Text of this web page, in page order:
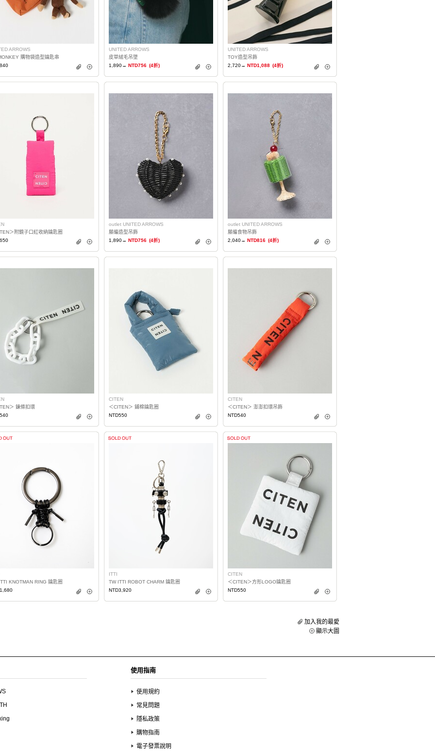
ARROWS
購物袋造型鑰匙串
UNITED ARROWS
皮草絨毛吊墜
1,890→ NTD756 (4折)
UNITED ARROWS
TOY造型吊飾
2,720→ NTD1,088 (4折)
＞附鏡子口紅收納鑰匙圈
outlet UNITED ARROWS
藤編造型吊飾
1,890→ NTD756 (4折)
outlet UNITED ARROWS
藤編食物吊飾
2,040→ NTD816 (4折)
＞ 鍊條扣環
CITEN
＜CITEN＞ 鋪棉鑰匙圈
NTD550
CITEN
＜CITEN＞ 澎澎扣環吊飾
NTD540
KNOTMAN RING 鑰匙圈
ITTI
TW ITTI ROBOT CHARM 鑰匙圈
NTD3,920
CITEN
＜CITEN＞方形LOGO鑰匙圈
NTD550
加入我的最愛
顯示大圖
使用指南
使用規約
常見問題
隱私政策
購物指南
電子發票說明